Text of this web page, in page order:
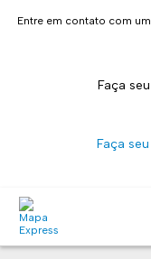
Entre em contato com
Faça
Faça